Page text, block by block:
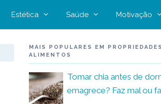
Estética Saúde Motivação
MAIS POPULARES EM
ALIMENTOS
Tomar chia antes de
emagrece? Faz mal ou